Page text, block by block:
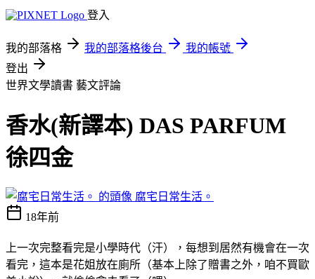
登入
我的部落格 我的部落格後台
我的帳號
登出
世界文學讀書 藝文評論
香水(新譯本) DAS PARFUM
徐四金
腐宅日常生活。
18年前
上一次完整看完是小學時代（汗），每想到居然有機會在一次
看完，這本是花姐放在廁所（基本上除了贈書之外，咱不買歐